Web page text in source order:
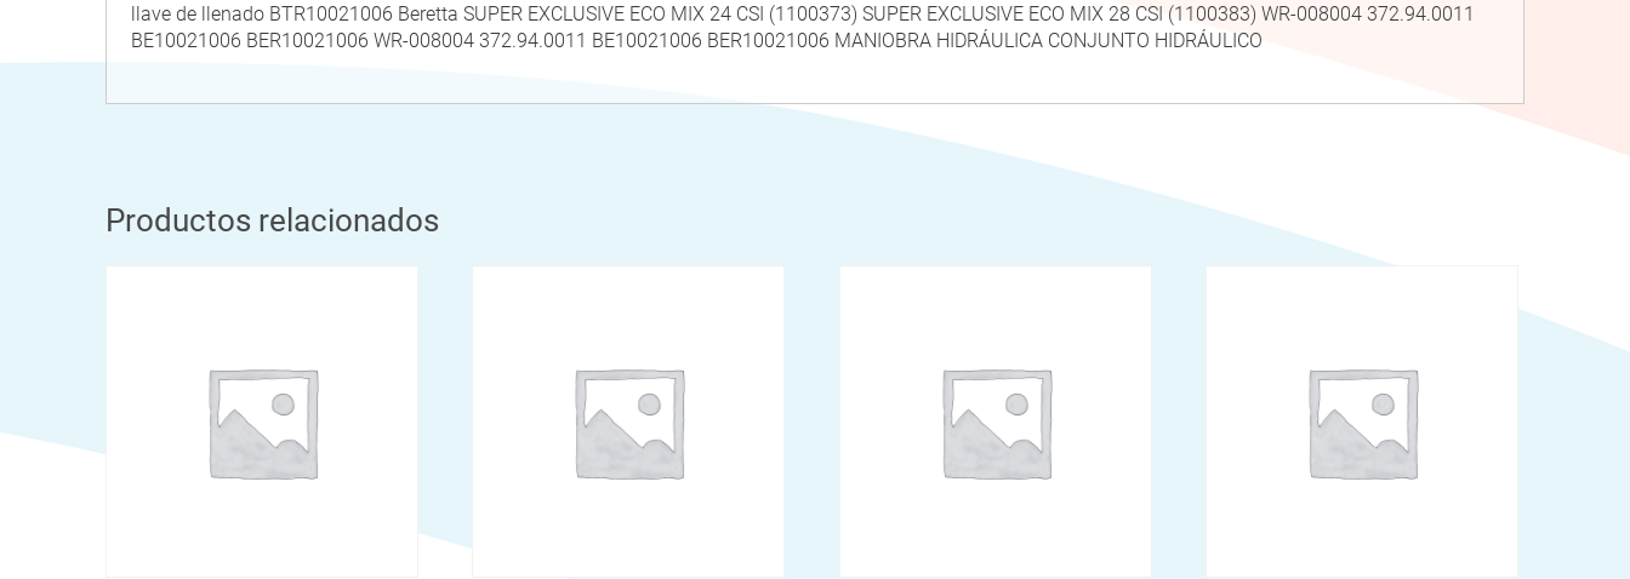
llave de llenado BTR10021006 Beretta SUPER EXCLUSIVE ECO MIX 24 CSI (1100373) SUPER EXCLUSIVE ECO MIX 28 CSI (1100383) WR-008004 372.94.0011
BE10021006 BER10021006 WR-008004 372.94.0011 BE10021006 BER10021006 MANIOBRA HIDRÁULICA CONJUNTO HIDRÁULICO
Productos relacionados